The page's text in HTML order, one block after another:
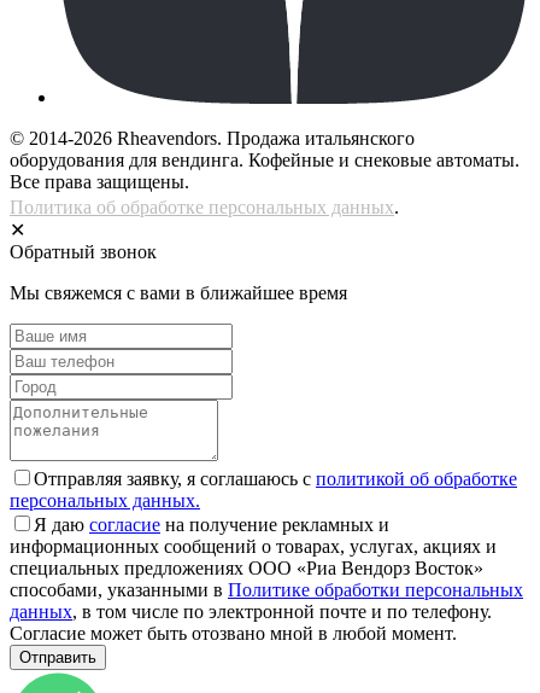
© 2014-2026 Rheavendors. Продажа итальянского
оборудования для вендинга. Кофейные и снековые автоматы.
Все права защищены.
Политика об обработке персональных данных.
✕
Обратный звонок
Мы свяжемся с вами в ближайшее время
Отправляя заявку, я соглашаюсь с политикой об обработке
персональных данных.
Я даю согласие на получение рекламных и
информационных сообщений о товарах, услугах, акциях и
специальных предложениях ООО «Риа Вендорз Восток»
способами, указанными в Политике обработки персональных
данных, в том числе по электронной почте и по телефону.
Согласие может быть отозвано мной в любой момент.